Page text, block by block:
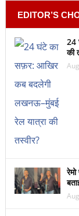
EDITOR’S
24
की